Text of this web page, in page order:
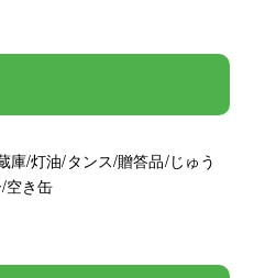
庫/灯油/タンス/贈答品/じゅう
空き缶